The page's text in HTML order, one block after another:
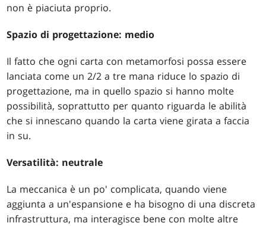
non è piaciuta proprio.
Spazio di progettazione: medio
Il fatto che ogni carta con metamorfosi possa essere
lanciata come un 2/2 a tre mana riduce lo spazio di
progettazione, ma in quello spazio si hanno molte
possibilità, soprattutto per quanto riguarda le abilità
che si innescano quando la carta viene girata a faccia
in su.
Versatilità: neutrale
La meccanica è un po' complicata, quando viene
aggiunta a un'espansione e ha bisogno di una discreta
infrastruttura, ma interagisce bene con molte altre